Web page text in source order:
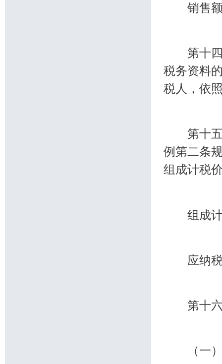
销售额
第十四
税务资料
税人，依
第十五
例第二条
组成计税
组成计
应纳税
第十六
（一）